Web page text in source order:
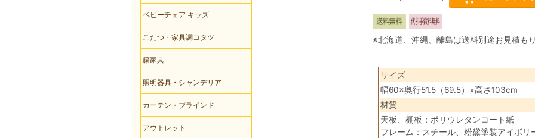
※北海道、沖縄、離島は送料別途お見積も
サイズ
幅60×奥行51.5（69.5）×高さ103cm
材質
天板、棚板：ポリウレタンコート紙
フレーム：スチール、粉黛塗装アイボリ
ベビーチェア キッズ
こたつ・家具調コタツ
籐家具
照明器具・シャンデリア
カーテン・ブラインド
アウトレット